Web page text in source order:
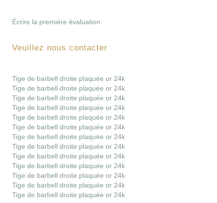
Écrire la première évaluation
Veuillez nous contacter
Tige de barbell droite plaquée or 24k
Tige de barbell droite plaquée or 24k
Tige de barbell droite plaquée or 24k
Tige de barbell droite plaquée or 24k
Tige de barbell droite plaquée or 24k
Tige de barbell droite plaquée or 24k
Tige de barbell droite plaquée or 24k
Tige de barbell droite plaquée or 24k
Tige de barbell droite plaquée or 24k
Tige de barbell droite plaquée or 24k
Tige de barbell droite plaquée or 24k
Tige de barbell droite plaquée or 24k
Tige de barbell droite plaquée or 24k